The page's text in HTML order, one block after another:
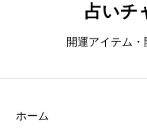
占いチ
開運アイテム・
ホーム